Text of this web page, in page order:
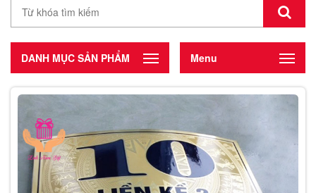
DANH MỤC SẢN PHẨM Menu